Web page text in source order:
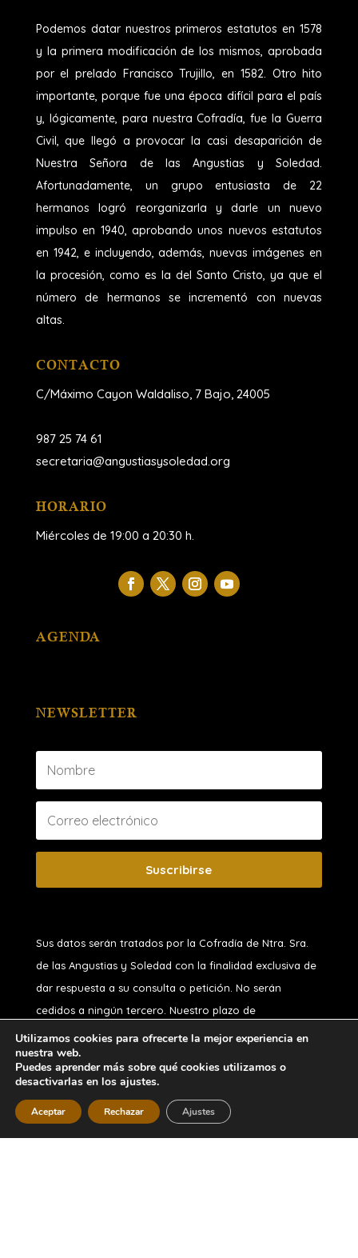
Podemos datar nuestros primeros estatutos en 1578
y la primera modificación de los mismos, aprobada
por el prelado Francisco Trujillo, en 1582. Otro hito
importante, porque fue una época difícil para el país
y, lógicamente, para nuestra Cofradía, fue la Guerra
Civil, que llegó a provocar la casi desaparición de
Nuestra Señora de las Angustias y Soledad.
Afortunadamente, un grupo entusiasta de 22
hermanos logró reorganizarla y darle un nuevo
impulso en 1940, aprobando unos nuevos estatutos
en 1942, e incluyendo, además, nuevas imágenes en
la procesión, como es la del Santo Cristo, ya que el
número de hermanos se incrementó con nuevas
altas.
CONTACTO
C/Máximo Cayon Waldaliso, 7 Bajo, 24005
987 25 74 61
secretaria@angustiasysoledad.org
HORARIO
Miércoles de 19:00 a 20:30 h.
AGENDA
NEWSLETTER
Suscribirse
Sus datos serán tratados por la Cofradía de Ntra. Sra.
de las Angustias y Soledad con la finalidad exclusiva de
dar respuesta a su consulta o petición. No serán
cedidos a ningún tercero. Nuestro plazo de
conservación, si usted no es hermano, es de 1 año.
Puede ejercitar sus derechos de acceso, rectificación,
oposición, supresión, portabilidad o limitación y a no ser
objeto de decisiones automatizadas, en nuestro correo
Utilizamos cookies para ofrecerte la mejor experiencia en
nuestra web.
Puedes aprender más sobre qué cookies utilizamos o
desactivarlas en los ajustes.
Aceptar Rechazar Ajustes